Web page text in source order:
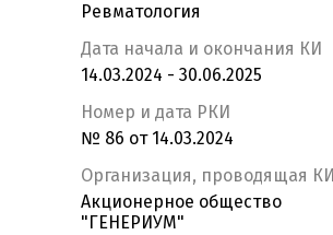
Ревматология
Дата начала и окончания КИ
14.03.2024 - 30.06.2025
Номер и дата РКИ
№ 86 от 14.03.2024
Организация, проводящая КИ
Акционерное общество
"ГЕНЕРИУМ"